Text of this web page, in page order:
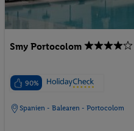
Smy Portocolom
90%
Spanien - Balearen - Portocolom